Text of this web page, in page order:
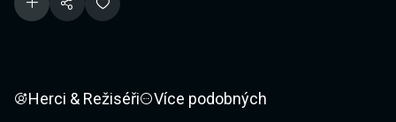
Herci & Režiséři Více podobných